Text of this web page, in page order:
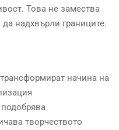
Това не замества
надхвърли границите.
начина на
творчеството